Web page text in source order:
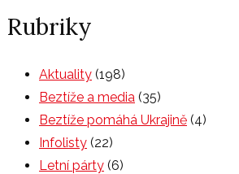
Rubriky
Aktuality (198)
Beztíže a media (35)
Beztíže pomáhá Ukrajině (4)
Infolisty (22)
Letní párty (6)